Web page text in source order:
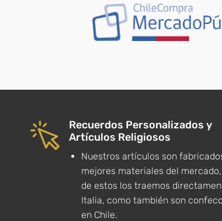
Recuerdos Personalizados y
Artículos Religiosos
Nuestros artículos son
mejores materiales del
de estos los traemos
Italia, como también son
en Chile.